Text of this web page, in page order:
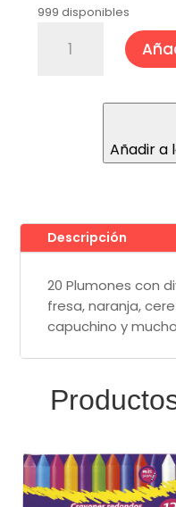
999 disponibles
20
Colores
con
Aroma
Supertips
Crayola®
cantidad
Añadir a
Descripción
20 Plumones con
fresa, naranja,
capuchino y